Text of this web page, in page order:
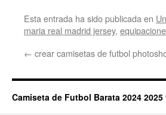
Esta entrada ha sido publicada en
maria real madrid jersey,
← crear camisetas de futbol
Camiseta de Futbol Barata 2024